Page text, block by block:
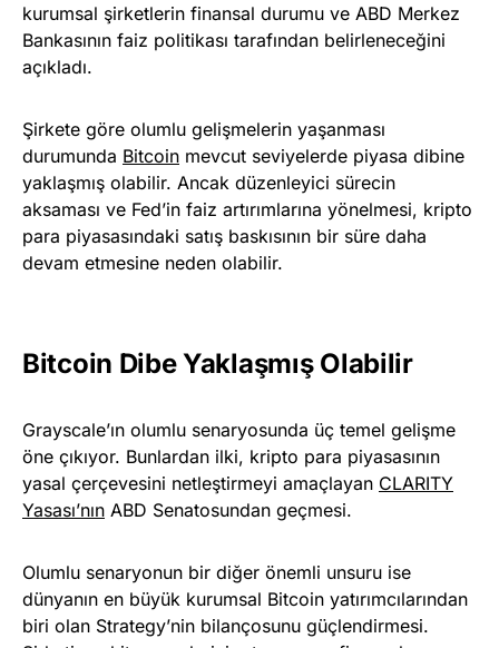
kurumsal şirketlerin finansal durumu ve ABD Merkez
Bankasının faiz politikası tarafından belirleneceğini
açıkladı.
Şirkete göre olumlu gelişmelerin yaşanması
durumunda Bitcoin mevcut seviyelerde piyasa dibine
yaklaşmış olabilir. Ancak düzenleyici sürecin
aksaması ve Fed’in faiz artırımlarına yönelmesi, kripto
para piyasasındaki satış baskısının bir süre daha
devam etmesine neden olabilir.
Bitcoin Dibe Yaklaşmış Olabilir
Grayscale’ın olumlu senaryosunda üç temel gelişme
öne çıkıyor. Bunlardan ilki, kripto para piyasasının
yasal çerçevesini netleştirmeyi amaçlayan CLARITY
Yasası’nın ABD Senatosundan geçmesi.
Olumlu senaryonun bir diğer önemli unsuru ise
dünyanın en büyük kurumsal Bitcoin yatırımcılarından
biri olan Strategy’nin bilançosunu güçlendirmesi.